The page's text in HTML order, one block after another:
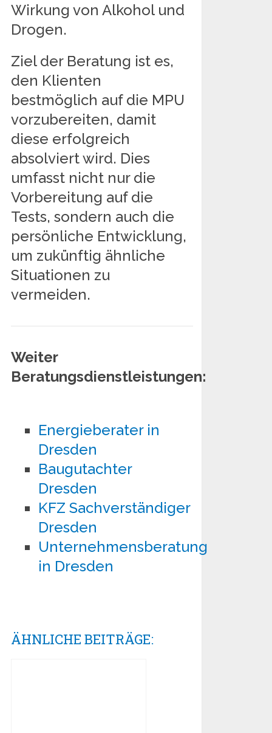
Wirkung von Alkohol und
Drogen.
Ziel der Beratung ist es,
den Klienten
bestmöglich auf die MPU
vorzubereiten, damit
diese erfolgreich
absolviert wird. Dies
umfasst nicht nur die
Vorbereitung auf die
Tests, sondern auch die
persönliche Entwicklung,
um zukünftig ähnliche
Situationen zu
vermeiden.
Weiter
Beratungsdienstleistungen:
Energieberater in
Dresden
Baugutachter
Dresden
KFZ Sachverständiger
Dresden
Unternehmensberatung
in Dresden
ÄHNLICHE BEITRÄGE: